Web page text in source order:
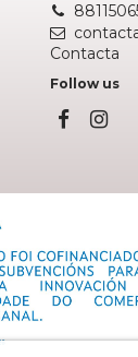
Contacta
Follow us